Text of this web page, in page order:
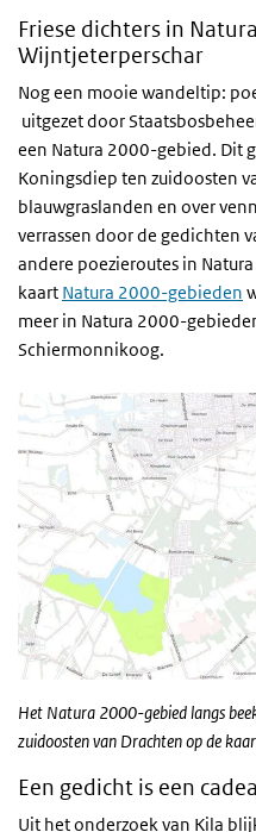
Friese dichters in
Wijntjeterperschar
Nog een mooie wandeltip:
(externe link)
uitgezet door
een Natura 2000-gebied. Dit
Koningsdiep ten zuidoosten
blauwgraslanden en over
verrassen door de gedichten
andere poezieroutes in
kaart Natura 2000-gebieden
meer in Natura 2000-
Schiermonnikoog.
Het Natura 2000-gebied langs
zuidoosten van Drachten op de
Een gedicht is een
Uit het onderzoek van Kila